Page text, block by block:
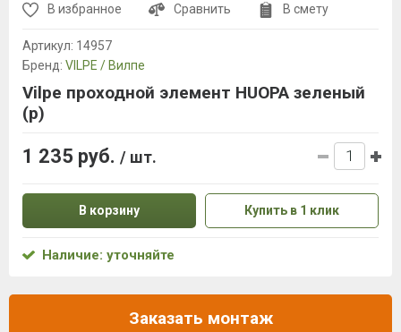
В избранное Сравнить В смету
Артикул: 14957
Бренд: VILPE / Вилпе
Vilpe проходной элемент HUOPA зеленый
(р)
1 235 руб. / шт.
В корзину Купить в 1 клик
Наличие: уточняйте
Заказать монтаж